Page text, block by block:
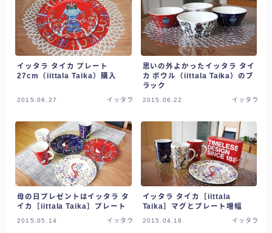
イッタラ タイカ プレート
27cm（iittala Taika）購入
2015.06.27 イッタラ
思いの外よかったイッタラ タイ
カ ボウル（iittala Taika）のブ
ラック
2015.06.22 イッタラ
母の日プレゼントはイッタラ タ
イカ［iittala Taika］プレート
2015.05.14 イッタラ
イッタラ タイカ［iittala
Taika］マグとプレート増幅
2015.04.18 イッタラ